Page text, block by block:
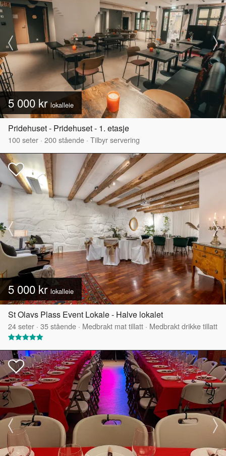
5 000 krlokalleie
Pridehuset - Pridehuset - 1. etasje
100seter · 200stående · Tilbyr servering
5 000 krlokalleie
St Olavs Plass Event Lokale - Halve lokalet
24seter · 35stående · Medbrakt mat tillatt · Medbrakt drikke tillatt